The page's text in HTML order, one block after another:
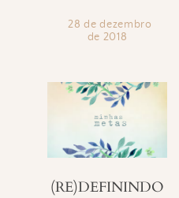
28 de dezembro
de 2018
(RE)DEFININDO